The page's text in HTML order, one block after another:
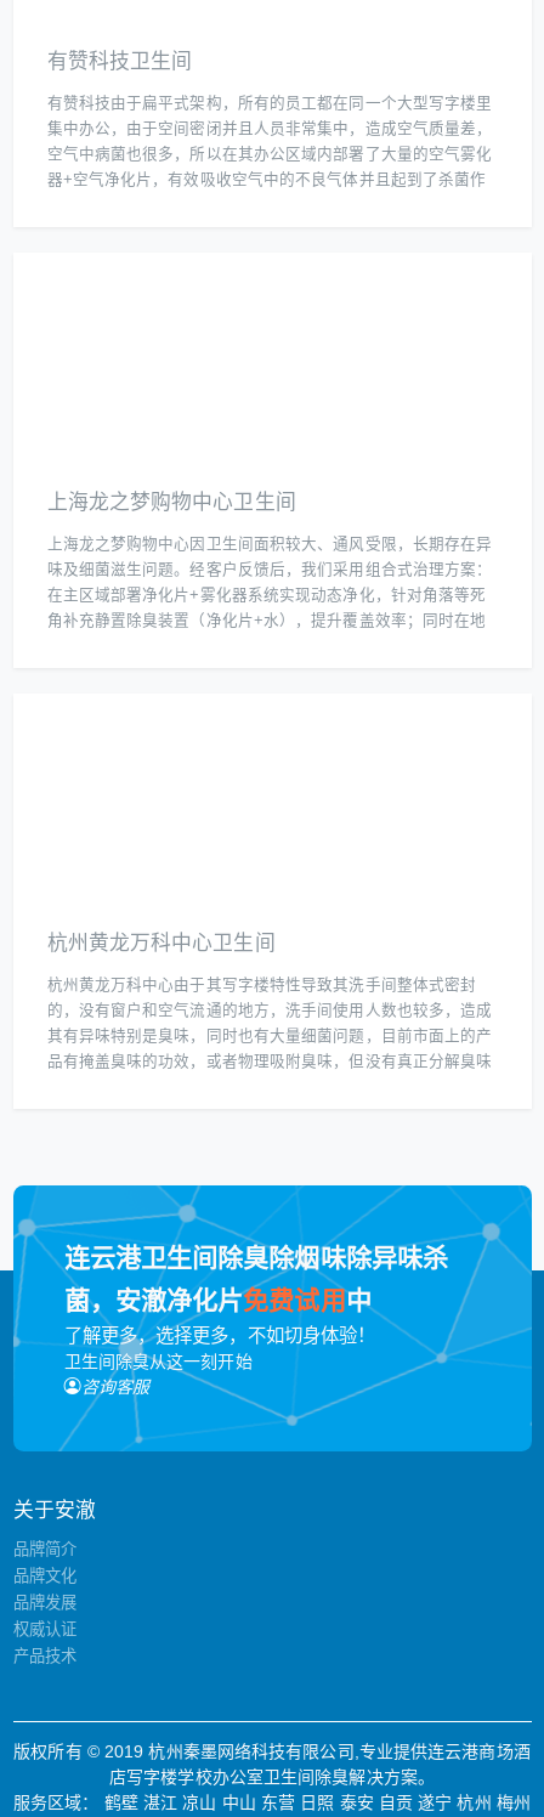
有赞科技卫生间
有赞科技由于扁平式架构，所有的员工都在同一个大型写字楼里
集中办公，由于空间密闭并且人员非常集中，造成空气质量差，
空气中病菌也很多，所以在其办公区域内部署了大量的空气雾化
器+空气净化片，有效吸收空气中的不良气体并且起到了杀菌作
上海龙之梦购物中心卫生间
上海龙之梦购物中心因卫生间面积较大、通风受限，长期存在异
味及细菌滋生问题。经客户反馈后，我们采用组合式治理方案：
在主区域部署净化片+雾化器系统实现动态净化，针对角落等死
角补充静置除臭装置（净化片+水），提升覆盖效率；同时在地
杭州黄龙万科中心卫生间
杭州黄龙万科中心由于其写字楼特性导致其洗手间整体式密封
的，没有窗户和空气流通的地方，洗手间使用人数也较多，造成
其有异味特别是臭味，同时也有大量细菌问题，目前市面上的产
品有掩盖臭味的功效，或者物理吸附臭味，但没有真正分解臭味
连云港卫生间除臭除烟味除异味杀
菌，安澈净化片免费试用中
了解更多，选择更多，不如切身体验！
卫生间除臭从这一刻开始
咨询客服
关于安澈
品牌简介
品牌文化
品牌发展
权威认证
产品技术
版权所有 © 2019 杭州秦墨网络科技有限公司,专业提供连云港商场酒
店写字楼学校办公室卫生间除臭解决方案。
服务区域： 鹤壁 湛江 凉山 中山 东营 日照 泰安 自贡 遂宁 杭州 梅州